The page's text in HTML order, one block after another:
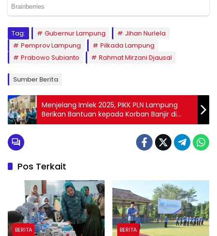
Tag: Gubernur Lampung
Jihan Nurlela
Pemprov Lampung
Pilkada Lampung
Prabowo Subianto
Rahmat Mirzani Djausal
Sumber Berita
Menjelang Imlek 2025, PIKK PLN Lampung
Berikan Bantuan kepada Korban Banjir di
Bandar Lampung dan Pringsewu
Pos Terkait
BERITA BERITA